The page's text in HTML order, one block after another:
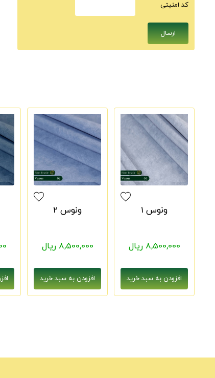
كد امنيتى
ونوس 1
8,500,000 ریال
ونوس 2
8,500,000 ریال